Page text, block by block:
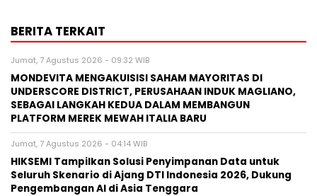
BERITA TERKAIT
Jumat, 7 Agustus 2026 - 09:32 WIB
MONDEVITA MENGAKUISISI SAHAM MAYORITAS DI
UNDERSCORE DISTRICT, PERUSAHAAN INDUK MAGLIANO,
SEBAGAI LANGKAH KEDUA DALAM MEMBANGUN
PLATFORM MEREK MEWAH ITALIA BARU
Jumat, 7 Agustus 2026 - 04:14 WIB
HIKSEMI Tampilkan Solusi Penyimpanan Data untuk
Seluruh Skenario di Ajang DTI Indonesia 2026, Dukung
Pengembangan AI di Asia Tenggara